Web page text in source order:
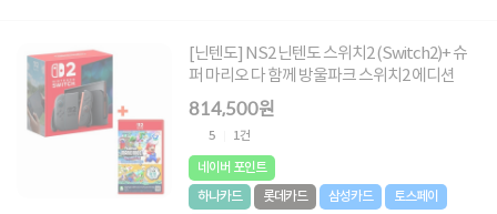
[닌텐도] NS2 닌텐도 스위치2 (Switch2)+ 슈
퍼 마리오 다 함께 방울파크 스위치2 에디션
814,500원
5 1건
네이버 포인트
하나카드
롯데카드 삼성카드
토스페이